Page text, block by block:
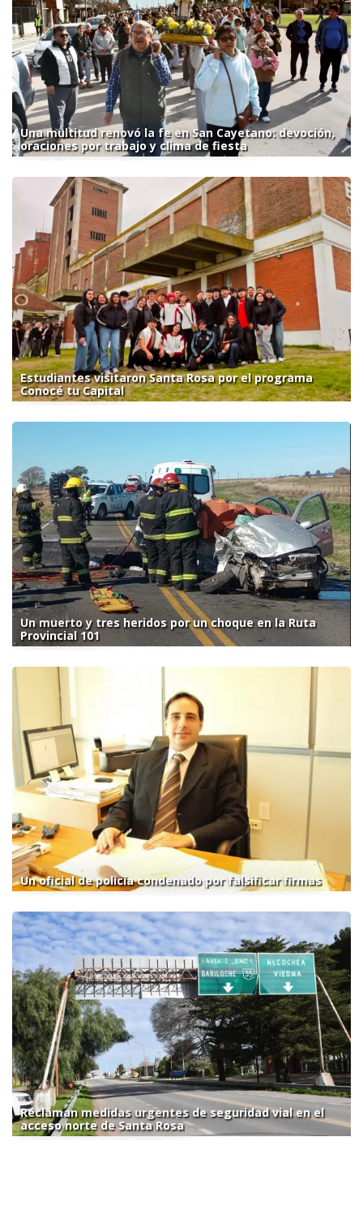
Una multitud renovó la fe en San Cayetano: devoción,
oraciones por trabajo y clima de fiesta
Estudiantes visitaron Santa Rosa por el programa
Conocé tu Capital
Un muerto y tres heridos por un choque en la Ruta
Provincial 101
Un oficial de policía condenado por falsificar firmas
Reclaman medidas urgentes de seguridad vial en el
acceso norte de Santa Rosa